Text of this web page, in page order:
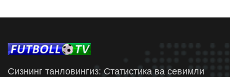
Сизнинг танловингиз: Статистика ва севимли